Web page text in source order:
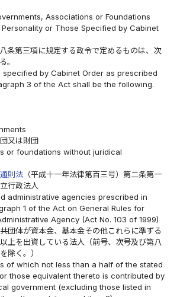
Associations or Foundations
or Those Specified by Cabinet
条第三項に規定する政令で定めるものは、次
。
specified by Cabinet Order as prescribed
3 of the Act shall be the following.
又は財団
or foundations without juridical
則法（平成十一年法律第百三号）第二条第一
行政法人
administrative agencies prescribed in
1 of the Act on General Rules for
Agency (Act No. 103 of 1999)
団体が資本金、基本金その他これらに準ずる
上を出資している法人（前号、次号及び第八
除く。）
of which not less than a half of the stated
those equivalent thereto is contributed by
government (excluding those listed in